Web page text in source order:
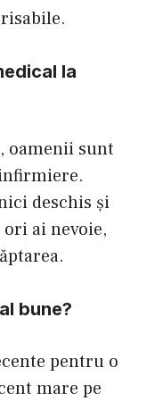
la
oamenii sunt
deschis și
ai nevoie,
bune?
pentru o
mare pe